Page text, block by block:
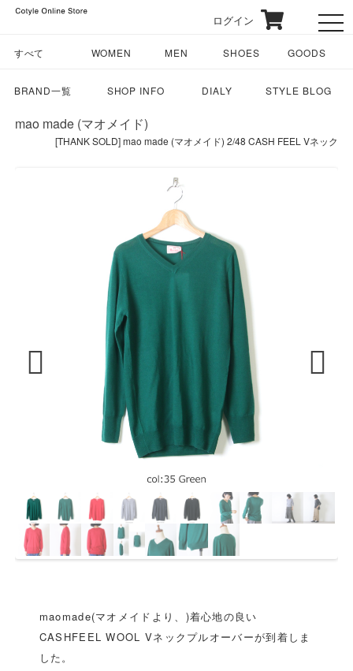
ログイン
すべて WOMEN MEN SHOES GOODS
BRAND一覧 SHOP INFO DIALY STYLE BLOG
mao made (マオメイド)
[THANK SOLD] mao made (マオメイド) 2/48 CASH FEEL Vネック
maomade(マオメイドより、)着心地の良い
CASHFEEL WOOL Vネックプルオーバーが到着しま
した。